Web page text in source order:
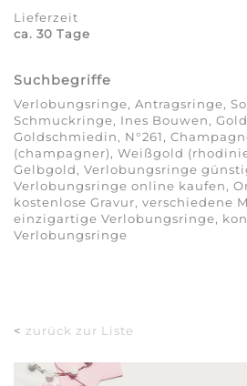
Lieferzeit
ca. 30 Tage
Suchbegriffe
Verlobungsringe, Antragsringe,
Schmuckringe, Ines Bouwen,
Goldschmiedin, N°261,
(champagner), Weißgold
Gelbgold, Verlobungsringe
Verlobungsringe online kaufen,
kostenlose Gravur, verschiedene
einzigartige Verlobungsringe,
Verlobungsringe
< zurück zur Liste